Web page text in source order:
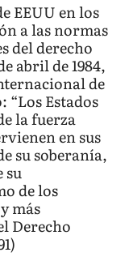
EEUU en los
a las normas
del derecho
abril de 1984,
de
“Los Estados
la fuerza
en sus
su soberanía,
su
de los
más
Derecho